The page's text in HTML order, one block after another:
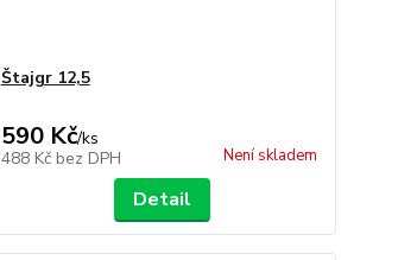
Štajgr 12,5
590 Kč/ks
488 Kč bez DPH Není skladem
Detail